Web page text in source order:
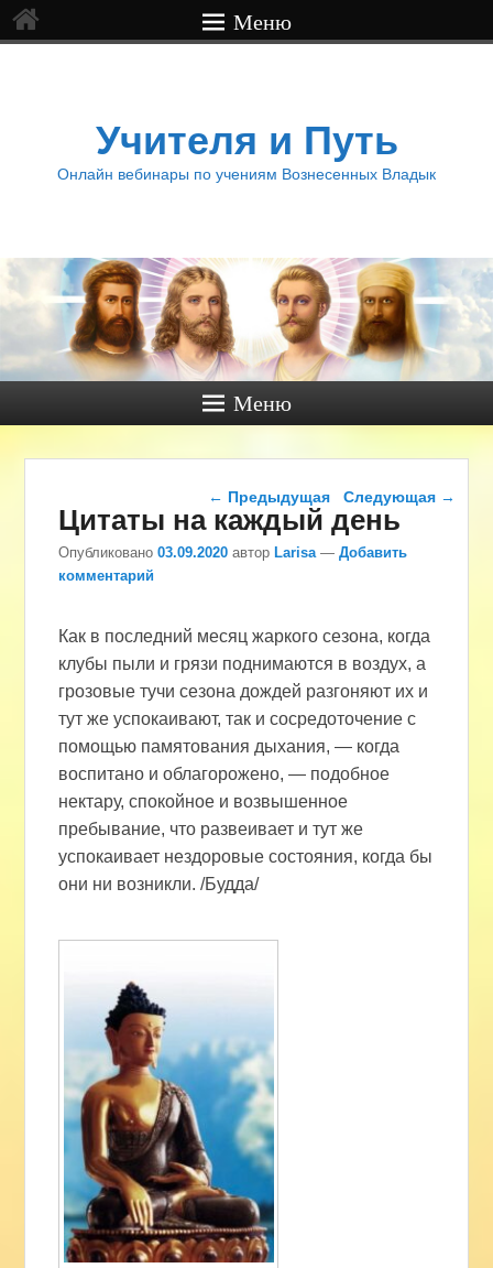
Меню
Учителя и Путь
Онлайн вебинары по учениям Вознесенных Владык
Меню
Навигация по записям
← Предыдущая Следующая →
Цитаты на каждый день
Опубликовано03.09.2020 авторLarisa —Добавить
комментарий
Как в последний месяц жаркого сезона, когда
клубы пыли и грязи поднимаются в воздух, а
грозовые тучи сезона дождей разгоняют их и
тут же успокаивают, так и сосредоточение с
помощью памятования дыхания, — когда
воспитано и облагорожено, — подобное
нектару, спокойное и возвышенное
пребывание, что развеивает и тут же
успокаивает нездоровые состояния, когда бы
они ни возникли. /Будда/